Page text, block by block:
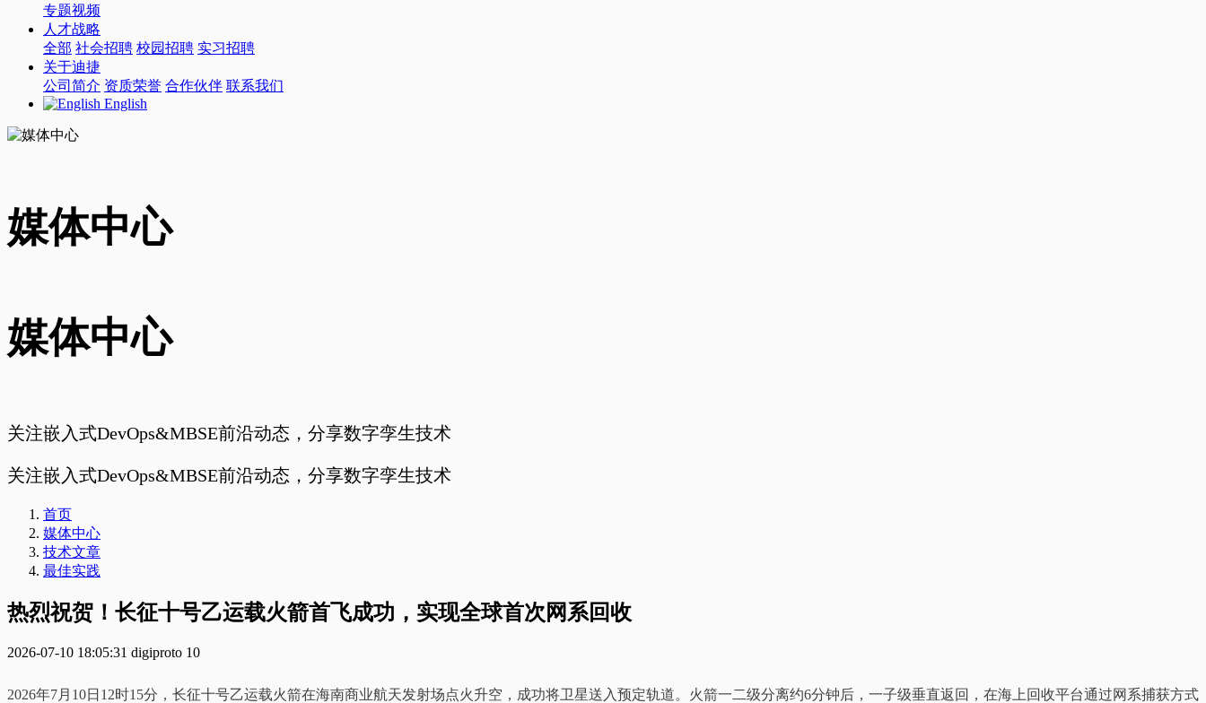
专题视频
人才战略
全部 社会招聘 校园招聘 实习招聘
关于迪捷
公司简介 资质荣誉 合作伙伴 联系我们
English
媒体中心
媒体中心
关注嵌入式DevOps&MBSE前沿动态，分享数字孪生技术
关注嵌入式DevOps&MBSE前沿动态，分享数字孪生技术
首页
媒体中心
技术文章
最佳实践
热烈祝贺！长征十号乙运载火箭首飞成功，实现全球首次网系回收
2026-07-10 18:05:31 digiproto 10
2026年7月10日12时15分，长征十号乙运载火箭在海南商业航天发射场点火升空，成功将卫星送入预定轨道。火箭一二级分离约6分钟后，一子级垂直返回，在海上回收平台通过网系捕获方式